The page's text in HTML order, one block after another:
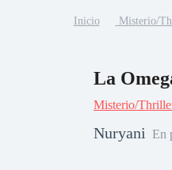
Inicio Misterio/
La
Misterio/
Nuryani En